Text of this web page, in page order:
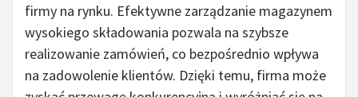
firmy na rynku. Efektywne zarządzanie magazynem
wysokiego składowania pozwala na szybsze
realizowanie zamówień, co bezpośrednio wpływa
na zadowolenie klientów. Dzięki temu, firma może